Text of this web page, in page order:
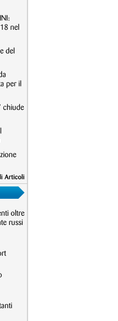
nel
del
per il
chiude
Articoli
oltre
russi